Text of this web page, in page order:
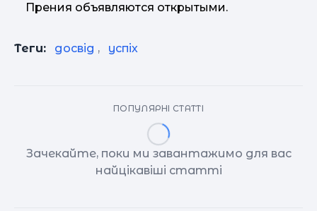
Прения объявляются открытыми.
Теги: досвід , успіх
ПОПУЛЯРНІ СТАТТІ
Зачекайте, поки ми завантажимо для вас
найцікавіші статті